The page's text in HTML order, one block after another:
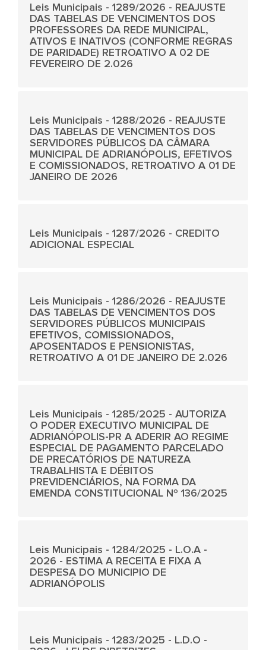
Leis Municipais - 1289/2026 - REAJUSTE
DAS TABELAS DE VENCIMENTOS DOS
PROFESSORES DA REDE MUNICIPAL,
ATIVOS E INATIVOS (CONFORME REGRAS
DE PARIDADE) RETROATIVO A 02 DE
FEVEREIRO DE 2.026
Leis Municipais - 1288/2026 - REAJUSTE
DAS TABELAS DE VENCIMENTOS DOS
SERVIDORES PÚBLICOS DA CÂMARA
MUNICIPAL DE ADRIANÓPOLIS, EFETIVOS
E COMISSIONADOS, RETROATIVO A 01 DE
JANEIRO DE 2026
Leis Municipais - 1287/2026 - CREDITO
ADICIONAL ESPECIAL
Leis Municipais - 1286/2026 - REAJUSTE
DAS TABELAS DE VENCIMENTOS DOS
SERVIDORES PÚBLICOS MUNICIPAIS
EFETIVOS, COMISSIONADOS,
APOSENTADOS E PENSIONISTAS,
RETROATIVO A 01 DE JANEIRO DE 2.026
Leis Municipais - 1285/2025 - AUTORIZA
O PODER EXECUTIVO MUNICIPAL DE
ADRIANÓPOLIS-PR A ADERIR AO REGIME
ESPECIAL DE PAGAMENTO PARCELADO
DE PRECATÓRIOS DE NATUREZA
TRABALHISTA E DÉBITOS
PREVIDENCIÁRIOS, NA FORMA DA
EMENDA CONSTITUCIONAL Nº 136/2025
Leis Municipais - 1284/2025 - L.O.A -
2026 - ESTIMA A RECEITA E FIXA A
DESPESA DO MUNICIPIO DE
ADRIANÓPOLIS
Leis Municipais - 1283/2025 - L.D.O -